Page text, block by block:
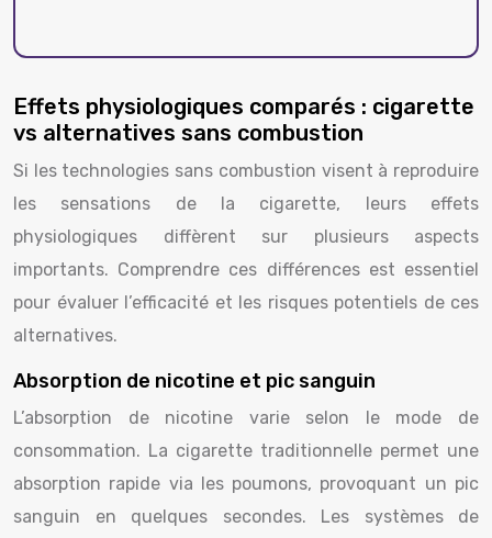
Effets physiologiques comparés : cigarette
vs alternatives sans combustion
Si les technologies sans combustion visent à reproduire
les sensations de la cigarette, leurs effets
physiologiques diffèrent sur plusieurs aspects
importants. Comprendre ces différences est essentiel
pour évaluer l’efficacité et les risques potentiels de ces
alternatives.
Absorption de nicotine et pic sanguin
L’absorption de nicotine varie selon le mode de
consommation. La cigarette traditionnelle permet une
absorption rapide via les poumons, provoquant un pic
sanguin en quelques secondes. Les systèmes de